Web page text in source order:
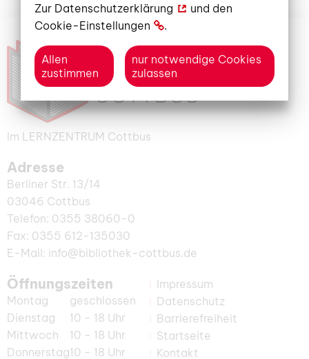
Im LERNZENTRUM Cottbus
Adresse
Berliner Str. 13/14
03046 Cottbus
Telefon: 0355 38060-0
Fax: 0355 612-135030
E-Mail: info@bibliothek-cottbus.de
Öffnungszeiten
Montag
geschlossen
Dienstag
10 - 18 Uhr
Mittwoch
10 - 18 Uhr
Donnerstag10 - 18 Uhr
Impressum
Datenschutz
Barrierefreiheit
Startseite
Kontakt
Zur Datenschutzerklärung
und den
Cookie-Einstellungen
.
Allen
zustimmen
nur notwendige Cookies
zulassen